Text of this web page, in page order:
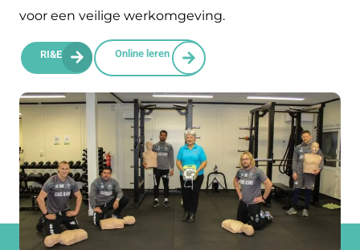
voor een veilige werkomgeving.
RI&E Online leren